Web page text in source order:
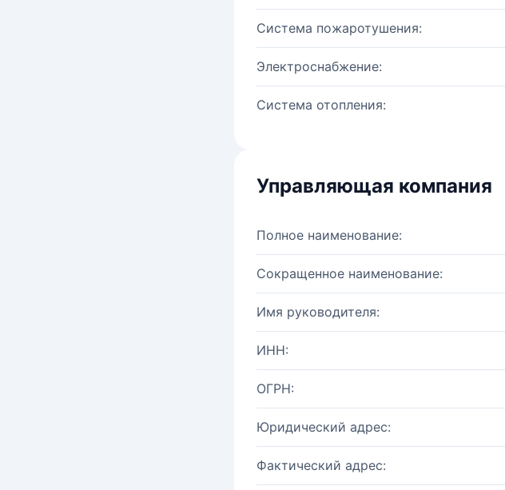
Система пожаротушения:
Электроснабжение:
Система отопления:
Управляющая компания
Полное наименование:
Сокращенное наименование:
Имя руководителя:
ИНН:
ОГРН:
Юридический адрес:
Фактический адрес: